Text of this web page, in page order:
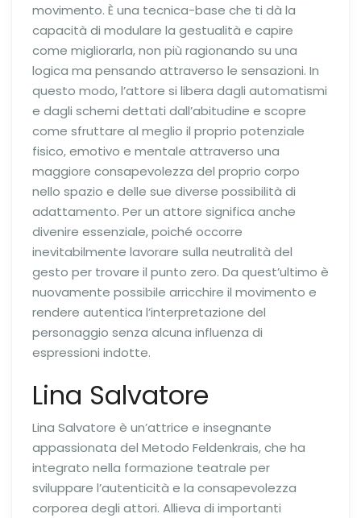
movimento. È una tecnica-base che ti dà la
capacità di modulare la gestualità e capire
come migliorarla, non più ragionando su una
logica ma pensando attraverso le sensazioni. In
questo modo, l’attore si libera dagli automatismi
e dagli schemi dettati dall’abitudine e scopre
come sfruttare al meglio il proprio potenziale
fisico, emotivo e mentale attraverso una
maggiore consapevolezza del proprio corpo
nello spazio e delle sue diverse possibilità di
adattamento. Per un attore significa anche
divenire essenziale, poiché occorre
inevitabilmente lavorare sulla neutralità del
gesto per trovare il punto zero. Da quest’ultimo è
nuovamente possibile arricchire il movimento e
rendere autentica l’interpretazione del
personaggio senza alcuna influenza di
espressioni indotte.
Lina Salvatore
Lina Salvatore è un’attrice e insegnante
appassionata del Metodo Feldenkrais, che ha
integrato nella formazione teatrale per
sviluppare l’autenticità e la consapevolezza
corporea degli attori. Allieva di importanti